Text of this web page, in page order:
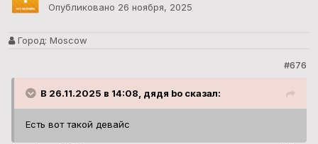
Опубликовано 26 ноября, 2025
Город: Moscow
#676
В 26.11.2025 в 14:08, дядя bo сказал:
Есть вот такой девайс